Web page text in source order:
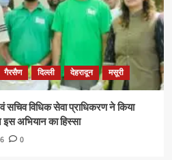
गैरसैण दिल्ली देहरादून मसूरी
सचिव विधिक सेवा प्राधिकरण ने किया
अभियान का हिस्सा
0